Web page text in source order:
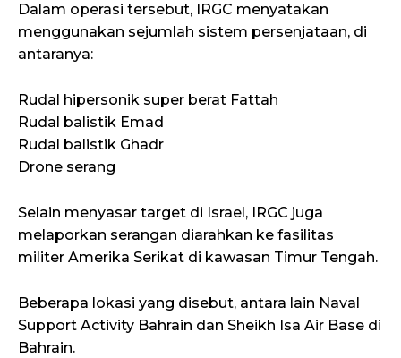
Dalam operasi tersebut, IRGC menyatakan
menggunakan sejumlah sistem persenjataan, di
antaranya:
Rudal hipersonik super berat Fattah
Rudal balistik Emad
Rudal balistik Ghadr
Drone serang
Selain menyasar target di Israel, IRGC juga
melaporkan serangan diarahkan ke fasilitas
militer Amerika Serikat di kawasan Timur Tengah.
Beberapa lokasi yang disebut, antara lain Naval
Support Activity Bahrain dan Sheikh Isa Air Base di
Bahrain.